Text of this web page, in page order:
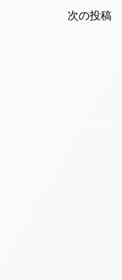
次の投稿